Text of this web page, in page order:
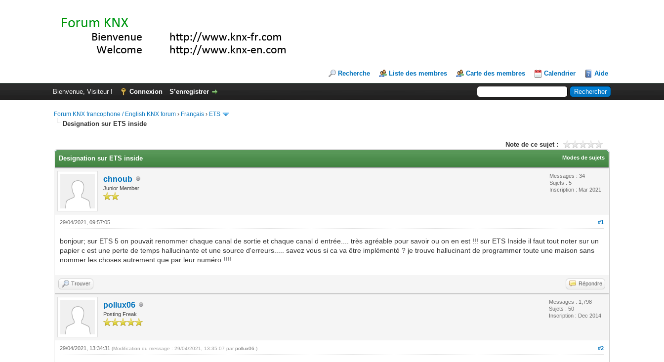
Recherche Liste des membres Carte des membres Calendrier Aide
Bienvenue, Visiteur ! Connexion S’enregistrer
Forum KNX francophone / English KNX forum › Français › ETS
Designation sur ETS inside
Note de ce sujet :
Modes de sujets
Designation sur ETS inside
chnoub
Junior Member
Messages : 34
Sujets : 5
Inscription : Mar 2021
#1
29/04/2021, 09:57:05
bonjour; sur ETS 5 on pouvait renommer chaque canal de sortie et chaque canal d entrée.... très agréable pour savoir ou on en est !!! sur ETS Inside il faut tout noter sur un
papier c est une perte de temps hallucinante et une source d'erreurs..... savez vous si ca va être implémenté ? je trouve hallucinant de programmer toute une maison sans
nommer les choses autrement que par leur numéro !!!!
Trouver Répondre
pollux06
Posting Freak
Messages : 1,798
Sujets : 50
Inscription : Dec 2014
#2
29/04/2021, 13:34:31(Modification du message : 29/04/2021, 13:35:07 parpollux06 .)